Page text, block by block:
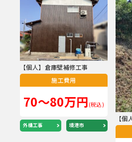
【個人】倉庫壁補修工事
施工費用
70～80万円(税込)
外構工事 境港市
【